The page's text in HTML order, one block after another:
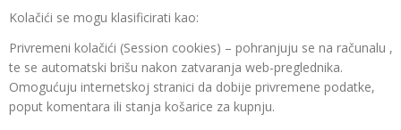
Kolačići se mogu klasificirati kao:
Privremeni kolačići (Session cookies) – pohranjuju se na računalu ,
te se automatski brišu nakon zatvaranja web-preglednika.
Omogućuju internetskoj stranici da dobije privremene podatke,
poput komentara ili stanja košarice za kupnju.